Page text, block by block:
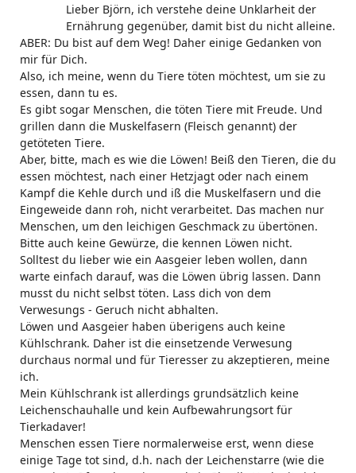
Lieber Björn, ich verstehe deine Unklarheit der
Ernährung gegenüber, damit bist du nicht alleine.
ABER: Du bist auf dem Weg! Daher einige Gedanken von
mir für Dich.
Also, ich meine, wenn du Tiere töten möchtest, um sie zu
essen, dann tu es.
Es gibt sogar Menschen, die töten Tiere mit Freude. Und
grillen dann die Muskelfasern (Fleisch genannt) der
getöteten Tiere.
Aber, bitte, mach es wie die Löwen! Beiß den Tieren, die du
essen möchtest, nach einer Hetzjagt oder nach einem
Kampf die Kehle durch und iß die Muskelfasern und die
Eingeweide dann roh, nicht verarbeitet. Das machen nur
Menschen, um den leichigen Geschmack zu übertönen.
Bitte auch keine Gewürze, die kennen Löwen nicht.
Solltest du lieber wie ein Aasgeier leben wollen, dann
warte einfach darauf, was die Löwen übrig lassen. Dann
musst du nicht selbst töten. Lass dich von dem
Verwesungs - Geruch nicht abhalten.
Löwen und Aasgeier haben überigens auch keine
Kühlschrank. Daher ist die einsetzende Verwesung
durchaus normal und für Tieresser zu akzeptieren, meine
ich.
Mein Kühlschrank ist allerdings grundsätzlich keine
Leichenschauhalle und kein Aufbewahrungsort für
Tierkadaver!
Menschen essen Tiere normalerweise erst, wenn diese
einige Tage tot sind, d.h. nach der Leichenstarre (wie die